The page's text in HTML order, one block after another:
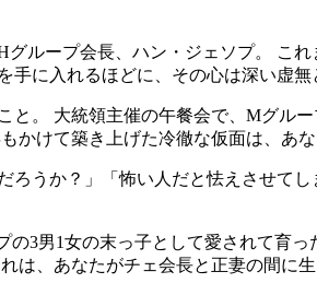
グループ会長、ハン・ジェソプ。 こ
手に入れるほどに、その心は深い虚無
と。 大統領主催の午餐会で、Mグル
かけて築き上げた冷徹な仮面は、あ
ろうか？」「怖い人だと怯えさせて
の3男1女の末っ子として愛されて育
は、あなたがチェ会長と正妻の間に